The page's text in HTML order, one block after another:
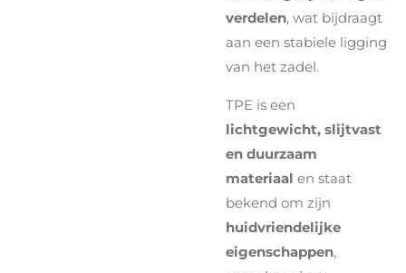
verdelen, wat bijdraagt
aan een stabiele ligging
van het zadel.
TPE is een
lichtgewicht, slijtvast
en duurzaam
materiaal en staat
bekend om zijn
huidvriendelijke
eigenschappen,